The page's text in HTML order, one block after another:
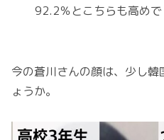
92.2％とこちらも高めで
今の蒼川さんの顔は、少し
ょうか。